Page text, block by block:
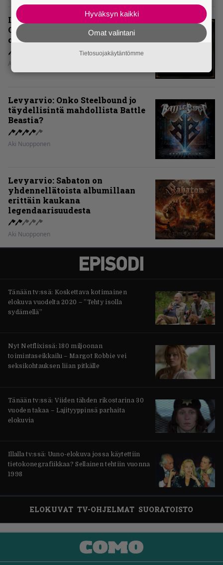
Levyarvio: Dirkschneider & The
Old Gang -albumista ei aina tiedä,
onko se tosissaan tehty vai ei
Aki Nuopponen
Levyarvio: Onko Steelbound jo
täydellisintä mahdollista Battle
Beastia?
Aki Nuopponen
Levyarvio: Sabaton on
yhdennellätoista albumillaan
erittäin kaukana
legendaarisuudesta
Aki Nuopponen
Tänään tv:ssä: Koskettava kotimainen
elokuva vuodelta 2020 – ”Tehty isolla
sydämellä”
Nyt Netflixissä: 180 miljoonan
toimintaseikkailu – Margot Robbie vei
seksikohtauksen liian pitkälle
Tänään tv:ssä: Viiden tähden rikostarina 30
vuoden takaa – Lajityyppinsä parhaita
elokuvia
Illalla tv:ssä: Uuno-elokuva jossa käytettiin
tietokonegrafiikkaa? Sellainen tehtiin vuonna
1998
ELOKUVAT TV-OHJELMAT SUORATOISTO
Hyväksyn kaikki
Omat valintani
Tietosuojakäytäntömme